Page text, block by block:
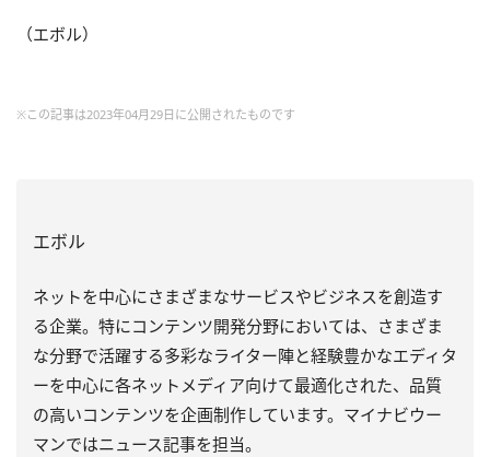
（エボル）
※この記事は2023年04月29日に公開されたものです
エボル
ネットを中心にさまざまなサービスやビジネスを創造す
る企業。特にコンテンツ開発分野においては、さまざま
な分野で活躍する多彩なライター陣と経験豊かなエディタ
ーを中心に各ネットメディア向けて最適化された、品質
の高いコンテンツを企画制作しています。マイナビウー
マンではニュース記事を担当。